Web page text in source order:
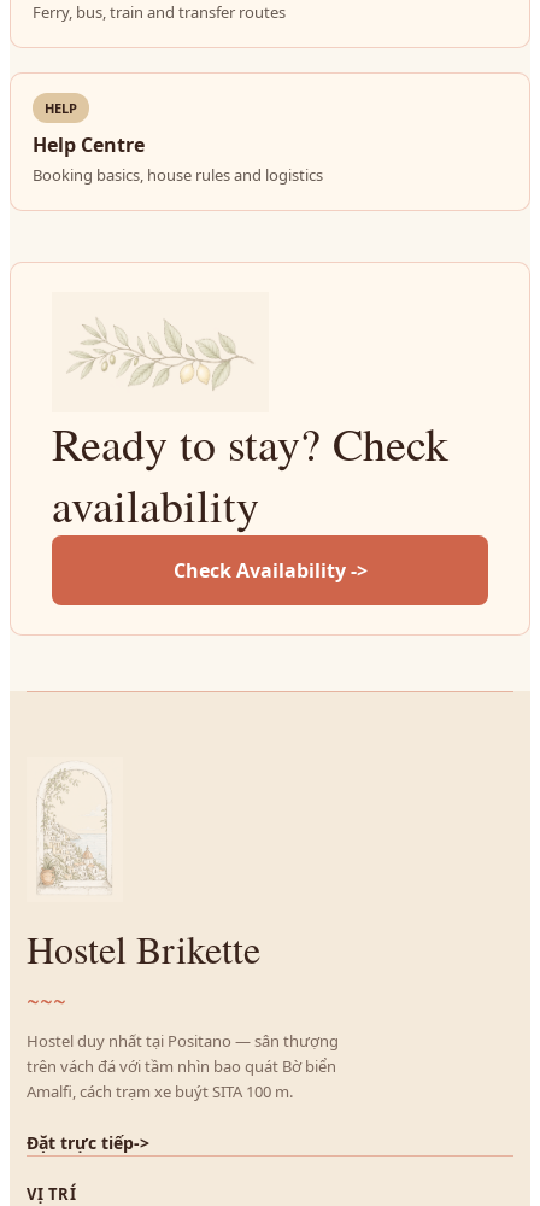
Ferry, bus, train and transfer routes
HELP
Help Centre
Booking basics, house rules and logistics
Ready to stay? Check
availability
Check Availability ->
Hostel Brikette
~~~
Hostel duy nhất tại Positano — sân thượng
trên vách đá với tầm nhìn bao quát Bờ biển
Amalfi, cách trạm xe buýt SITA 100 m.
Đặt trực tiếp->
VỊ TRÍ